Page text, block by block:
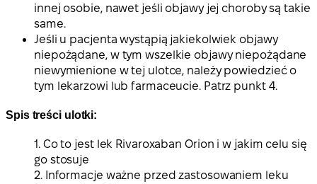
innej osobie, nawet jeśli objawy jej choroby są takie
same.
Jeśli u pacjenta wystąpią jakiekolwiek objawy
niepożądane, w tym wszelkie objawy niepożądane
niewymienione w tej ulotce, należy powiedzieć o
tym lekarzowi lub farmaceucie. Patrz punkt 4.
Spis treści ulotki:
1. Co to jest lek Rivaroxaban Orion i w jakim celu się
go stosuje
2. Informacje ważne przed zastosowaniem leku